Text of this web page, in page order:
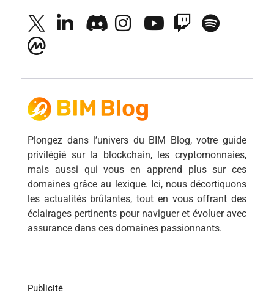
Plongez dans l’univers du BIM Blog, votre guide
privilégié sur la blockchain, les cryptomonnaies,
mais aussi qui vous en apprend plus sur ces
domaines grâce au lexique. Ici, nous décortiquons
les actualités brûlantes, tout en vous offrant des
éclairages pertinents pour naviguer et évoluer avec
assurance dans ces domaines passionnants.
Publicité